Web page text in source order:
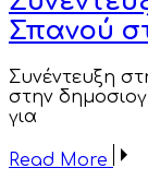
Σπανού
Συνέντευξη
στην
για
Read More